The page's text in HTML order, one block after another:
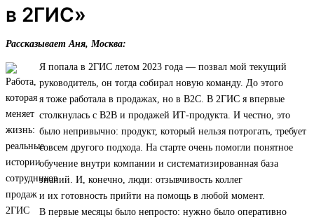
в 2ГИС»
Рассказывает Аня, Москва:
Я попала в 2ГИС летом 2023 года — позвал мой текущий
руководитель, он тогда собирал новую команду. До этого
я тоже работала в продажах, но в B2C. В 2ГИС я впервые
столкнулась с B2B и продажей ИТ‑продукта. И честно, это
было непривычно: продукт, который нельзя потрогать, требует
совсем другого подхода. На старте очень помогли понятное
обучение внутри компании и систематизированная база
знаний. И, конечно, люди: отзывчивость коллег
и их готовность прийти на помощь в любой момент.
В первые месяцы было непросто: нужно было оперативно